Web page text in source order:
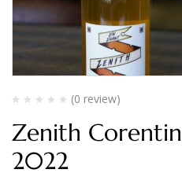
(0 review)
Zenith
2022